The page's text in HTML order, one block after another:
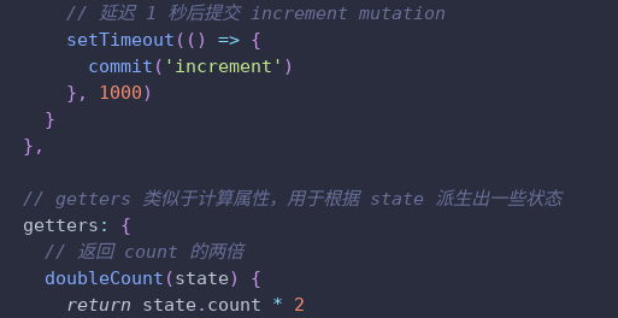
// 延迟 1 秒后提交 increment mutation
setTimeout ( ( ) => {
commit ( 'increment' )
} , 1000)
}
} ,
// getters 类似于计算属性，用于根据 state 派生出一些状态
  getters
:
{
// 返回 count 的两倍
doubleCount (state)
{
return state . count *
2